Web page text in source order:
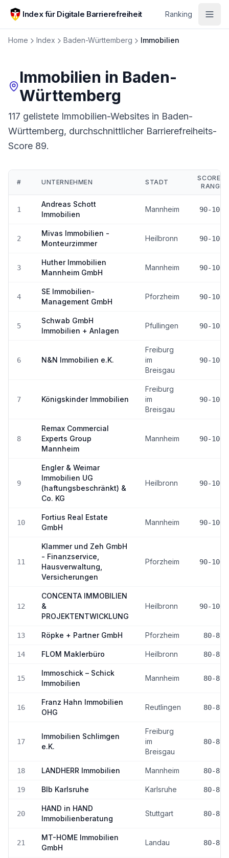
Zum Hauptinhalt springen
Index für Digitale Barrierefreiheit Ranking
Home Index Baden-Württemberg Immobilien
Immobilien in Baden-
Württemberg
117 gelistete Immobilien-Websites in Baden-
Württemberg, durchschnittlicher Barrierefreiheits-
Score 89.
Immobilien in
# UNTERNEHMEN STADT
SCORE-
RANGE
1
Andreas Schott
Immobilien
Mannheim 90-100
2
Mivas Immobilien -
Monteurzimmer
Heilbronn 90-100
3
Huther Immobilien
Mannheim GmbH
Mannheim 90-100
4
SE Immobilien-
Management GmbH
Pforzheim 90-100
5
Schwab GmbH
Immobilien + Anlagen
Pfullingen 90-100
6 N&N Immobilien e.K.
Freiburg
im
Breisgau
90-100
7 Königskinder Immobilien
Freiburg
im
Breisgau
90-100
8
Remax Commercial
Experts Group
Mannheim
Mannheim 90-100
9
Engler & Weimar
Immobilien UG
(haftungsbeschränkt) &
Co. KG
Heilbronn 90-100
10
Fortius Real Estate
GmbH
Mannheim 90-100
11
Klammer und Zeh GmbH
- Finanzservice,
Hausverwaltung,
Versicherungen
Pforzheim 90-100
12
CONCENTA IMMOBILIEN
&
PROJEKTENTWICKLUNG
Heilbronn 90-100
13 Röpke + Partner GmbH Pforzheim 80-89
14 FLOM Maklerbüro Heilbronn 80-89
15
Immoschick – Schick
Immobilien
Mannheim 80-89
16
Franz Hahn Immobilien
OHG
Reutlingen 80-89
17
Immobilien Schlimgen
e.K.
Freiburg
im
Breisgau
80-89
18 LANDHERR Immobilien Mannheim 80-89
19 Blb Karlsruhe Karlsruhe 80-89
20
HAND in HAND
Immobilienberatung
Stuttgart 80-89
21
MT-HOME Immobilien
GmbH
Landau 80-89